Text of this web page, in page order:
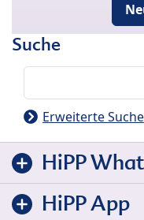
Suche
Erweiterte Suche
HiPP
HiPP App